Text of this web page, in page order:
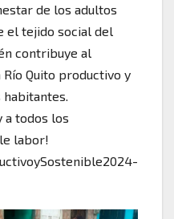
de los adultos
el tejido social del
contribuye al
Quito productivo y
a todos los
labor!